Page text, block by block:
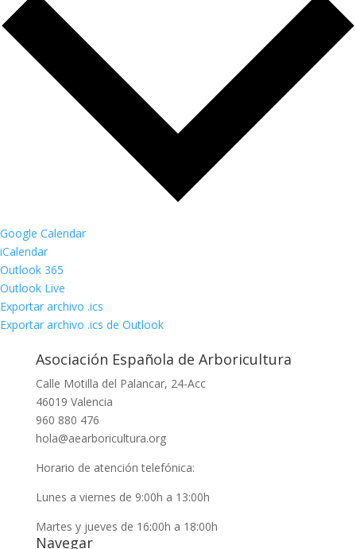
Google Calendar
iCalendar
Outlook 365
Outlook Live
Exportar archivo .ics
Exportar archivo .ics de Outlook
Asociación Española de Arboricultura
Calle Motilla del Palancar, 24-Acc
46019 Valencia
960 880 476
hola@aearboricultura.org
Horario de atención telefónica:
Lunes a viernes de 9:00h a 13:00h
Martes y jueves de 16:00h a 18:00h
Navegar